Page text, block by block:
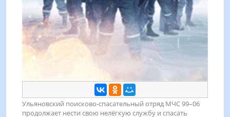
Ульяновский поисково-спасательный отряд МЧС 99–06
продолжает нести свою нелёгкую службу и спасать